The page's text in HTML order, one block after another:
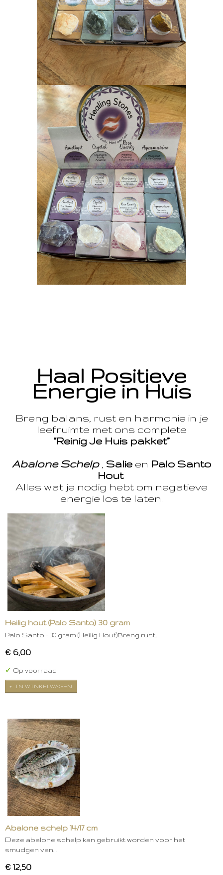
Haal Positieve
Energie in Huis
Breng balans, rust en harmonie in je
leefruimte met ons complete
“Reinig Je Huis pakket”
Abalone Schelp, Salie en Palo Santo
Hout
Alles wat je nodig hebt om negatieve
energie los te laten.
Heilig hout (Palo Santo) 30 gram
Palo Santo – 30 gram (Heilig Hout)Breng rust,…
€ 6,00
✓ Op voorraad
IN WINKELWAGEN
Abalone schelp 14/17 cm
Deze abalone schelp kan gebruikt worden voor het
smudgen van…
€ 12,50